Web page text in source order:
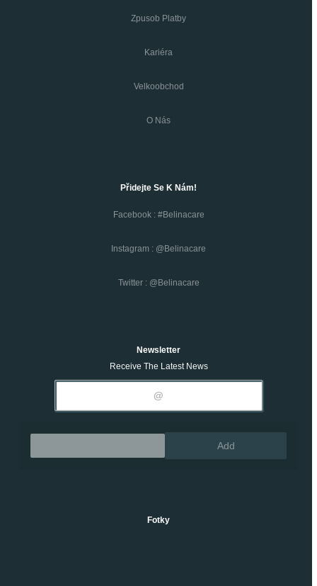
Zpusob Platby
Kariéra
Velkoobchod
O Nás
Přidejte Se K Nám!
Facebook : #belinacare
Instagram : @belinacare
Twitter : @belinacare
Newsletter
Receive The Latest News
Add
Fotky